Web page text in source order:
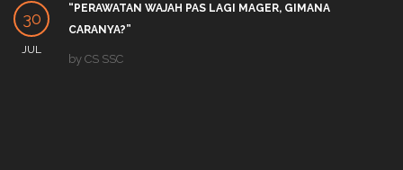
30
JUL
“PERAWATAN WAJAH PAS LAGI MAGER, GIMANA
CARANYA?”
by CS SSC